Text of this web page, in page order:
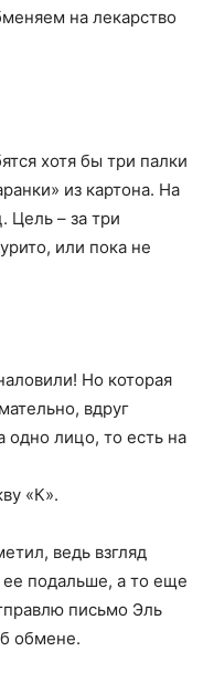
на лекарство
хотя бы три палки
из картона. На
Цель – за три
или пока не
Но которая
вдруг
одно лицо, то есть на
«К».
ведь взгляд
подальше, а то еще
письмо Эль
обмене.